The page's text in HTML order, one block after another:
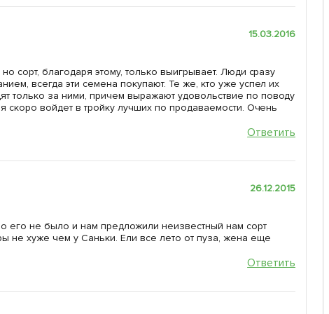
15.03.2016
сорт, благодаря этому, только выигрывает. Люди сразу
всегда эти семена покупают. Те же, кто уже успел их
только за ними, причем выражают удовольствие по поводу
скоро войдет в тройку лучших по продаваемости. Очень
Ответить
26.12.2015
его не было и нам предложили неизвестный нам сорт
не хуже чем у Саньки. Ели все лето от пуза, жена еще
Ответить